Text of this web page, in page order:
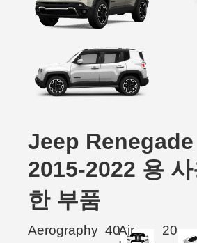
Jeep Renegade
2015-2022 용
한 부품
Aerography 40Air
20